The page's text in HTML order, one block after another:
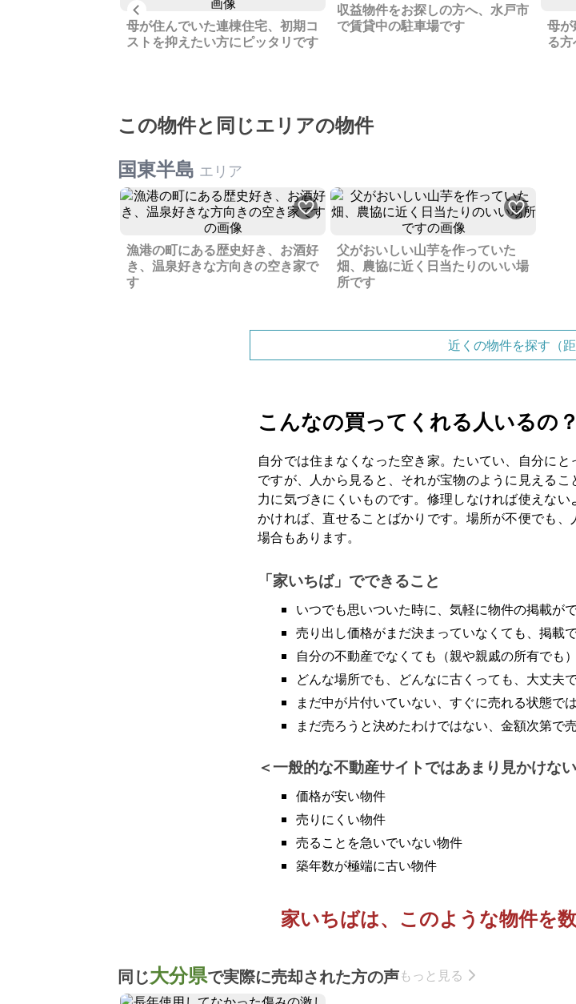
母が住んでいた連棟住宅、初期コ
ストを抑えたい方にピッタリです
収益物件をお探しの方へ、水戸市
で賃貸中の駐車場です
母が
る
この物件と同じエリアの物件
国東半島 エリア
漁港の町にある歴史好き、お酒好
き、温泉好きな方向きの空き家で
す
父がおいしい山芋を作っていた
畑、農協に近く日当たりのいい場
所です
近くの物件を探す（距
こんなの買ってくれる人いるの？
自分では住まなくなった空き家。たいてい、自分に
ですが、人から見ると、それが宝物のように見える
力に気づきにくいものです。修理しなければ使えな
かければ、直せることばかりです。場所が不便でも
場合もあります。
「家いちば」でできること
いつでも思いついた時に、気軽に物件の掲載がで
売り出し価格がまだ決まっていなくても、掲載で
自分の不動産でなくても（親や親戚の所有でも
どんな場所でも、どんなに古くっても、大丈夫
まだ中が片付いていない、すぐに売れる状態で
まだ売ろうと決めたわけではない、金額次第で
一般的な不動産サイトではあまり見かけな
価格が安い物件
売りにくい物件
売ることを急いでいない物件
築年数が極端に古い物件
家いちばは、このような物件を
同じ大分県で実際に売却された方の声もっと見る